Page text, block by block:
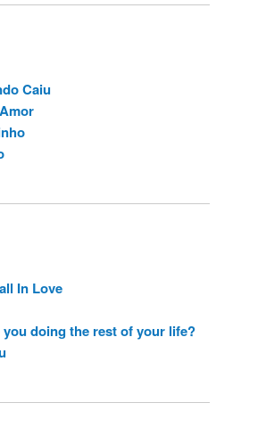
Caiu
In Love
you doing the rest of your life?